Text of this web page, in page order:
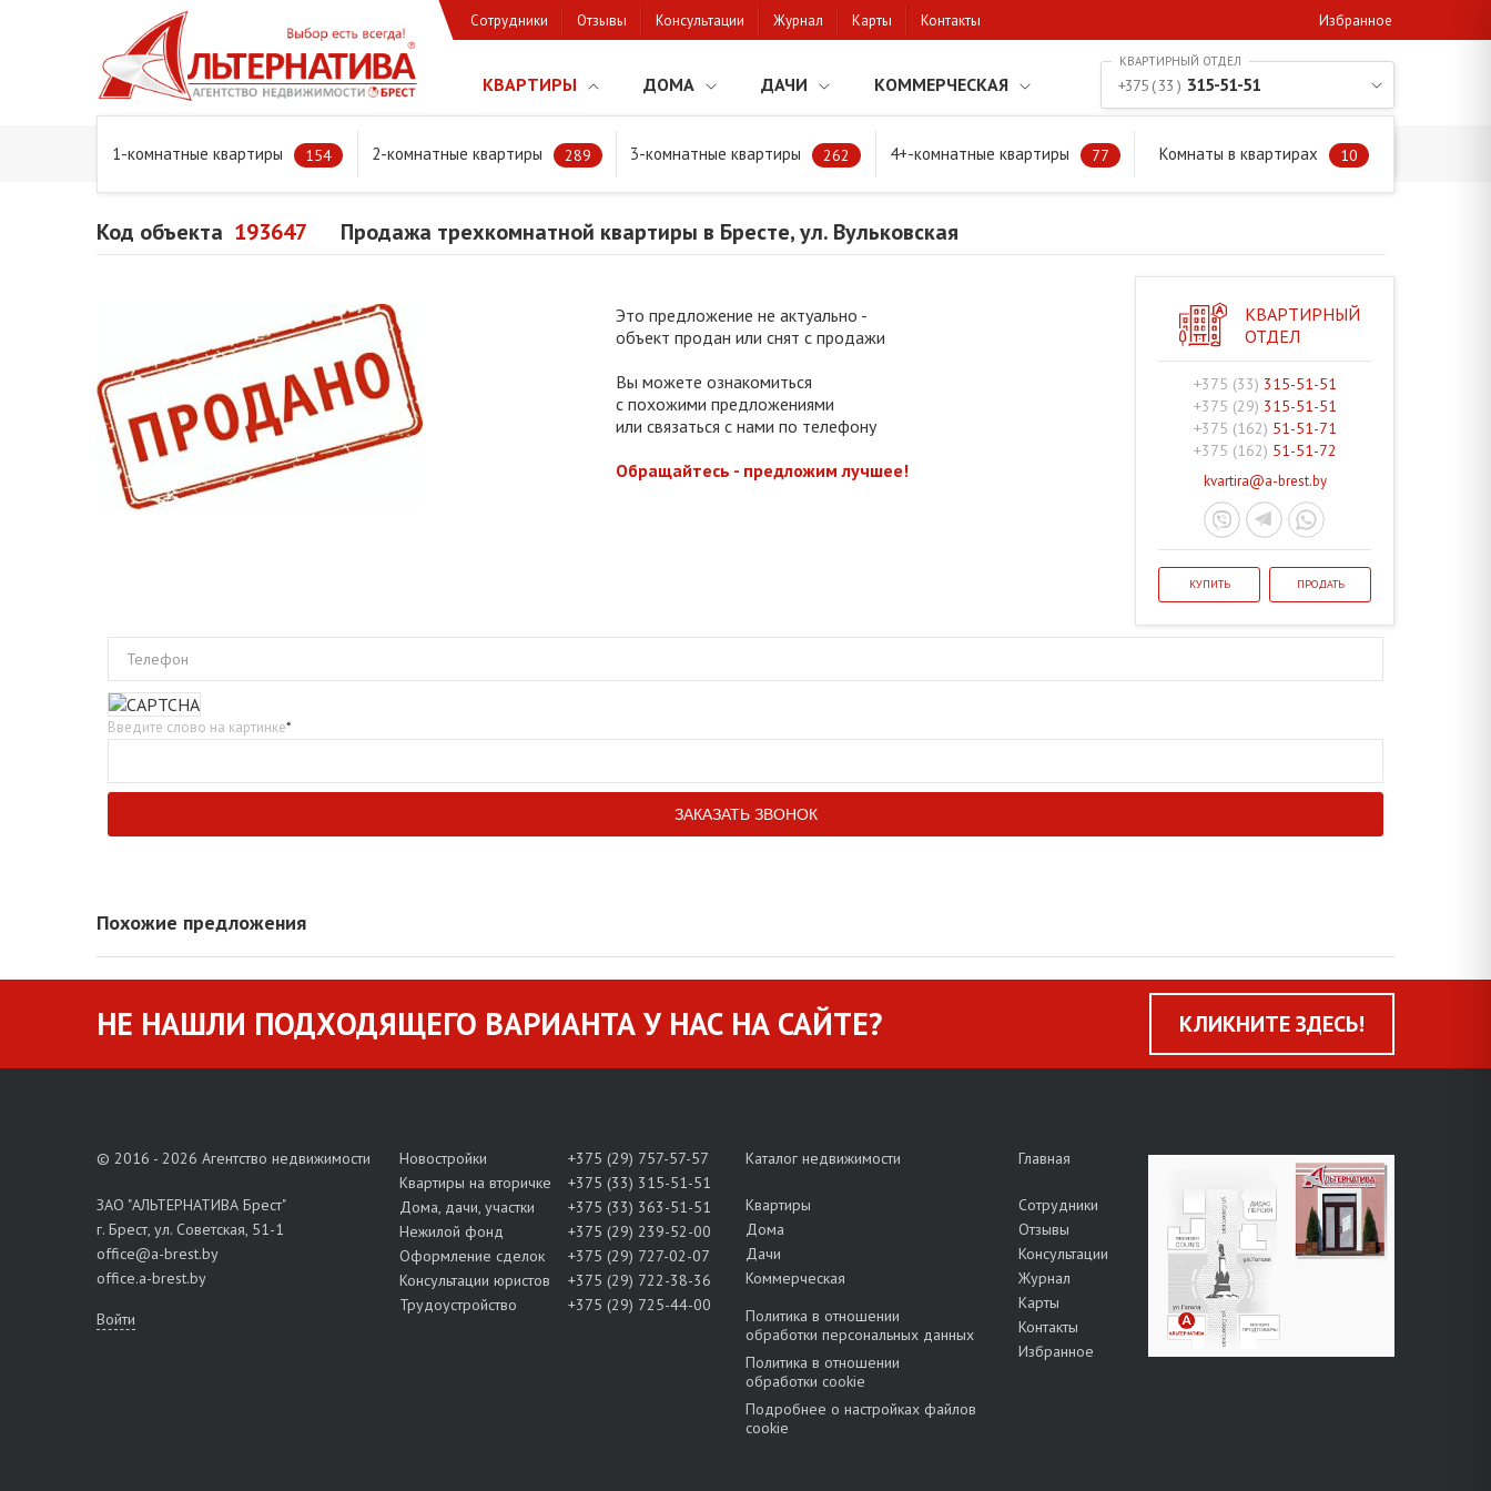
Сотрудники Отзывы Консультации Журнал Карты Контакты Избранное
КВАРТИРЫ ДОМА ДАЧИ КОММЕРЧЕСКАЯ
1-комнатные квартиры 154 2-комнатные квартиры 289 3-комнатные квартиры 262 4+-комнатные квартиры 77 Комнаты в квартирах 10
+375 ( 33 ) 315-51-51
Главная Предложения Квартиры Продажа трехкомнатной квартиры в Бресте, ул. Вульковская
Код объекта 193647 Продажа трехкомнатной квартиры в Бресте, ул. Вульковская
Это предложение не актуально -
объект продан или снят с продажи
Вы можете ознакомиться
с похожими предложениями
или связаться с нами по телефону
Обращайтесь - предложим лучшее!
КВАРТИРНЫЙ
ОТДЕЛ
+375 (33) 315-51-51
+375 (29) 315-51-51
+375 (162) 51-51-71
+375 (162) 51-51-72
kvartira@a-brest.by
КУПИТЬ ПРОДАТЬ
Телефон
Введите слово на картинке*
Похожие предложения
НЕ НАШЛИ ПОДХОДЯЩЕГО ВАРИАНТА У НАС НА САЙТЕ? КЛИКНИТЕ ЗДЕСЬ!
© 2016 - 2026 Агентство недвижимости
ЗАО "АЛЬТЕРНАТИВА Брест"
г. Брест, ул. Советская, 51-1
office@a-brest.by
office.a-brest.by
Войти
Новостройки
+375 (29) 757-57-57
Квартиры на вторичке
+375 (33) 315-51-51
Дома, дачи, участки
+375 (33) 363-51-51
Нежилой фонд
+375 (29) 239-52-00
Оформление сделок
+375 (29) 727-02-07
Консультации юристов
+375 (29) 722-38-36
Трудоустройство
+375 (29) 725-44-00
Каталог недвижимости
Квартиры
Дома
Дачи
Коммерческая
Политика в отношении
обработки персональных данных
Политика в отношении
обработки cookie
Подробнее о настройках файлов
cookie
Главная
Сотрудники
Отзывы
Консультации
Журнал
Карты
Контакты
Избранное